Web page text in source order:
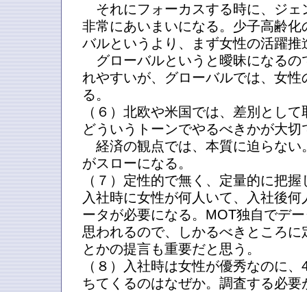
それにフォーカスする時に、ジェ
非常にあいまいになる。少子高齢
バルというより、まず女性の活躍推
グローバルというと曖昧になるの
れやすいが、グローバルでは、女性
る。
（６）北欧や米国では、差別とし
どういうトーンでやるべきかが大切
経済の観点では、本質に迫らない
がスローになる。
（７）定性的で無く、定量的に把
入社時に女性が何人いて、入社後
ータが必要になる。MOT独自でデ
思われるので、しかるべきところ
とかの提言も重要だと思う。
（８）入社時は女性が優秀なのに
ちてくるのはなぜか。調査する必